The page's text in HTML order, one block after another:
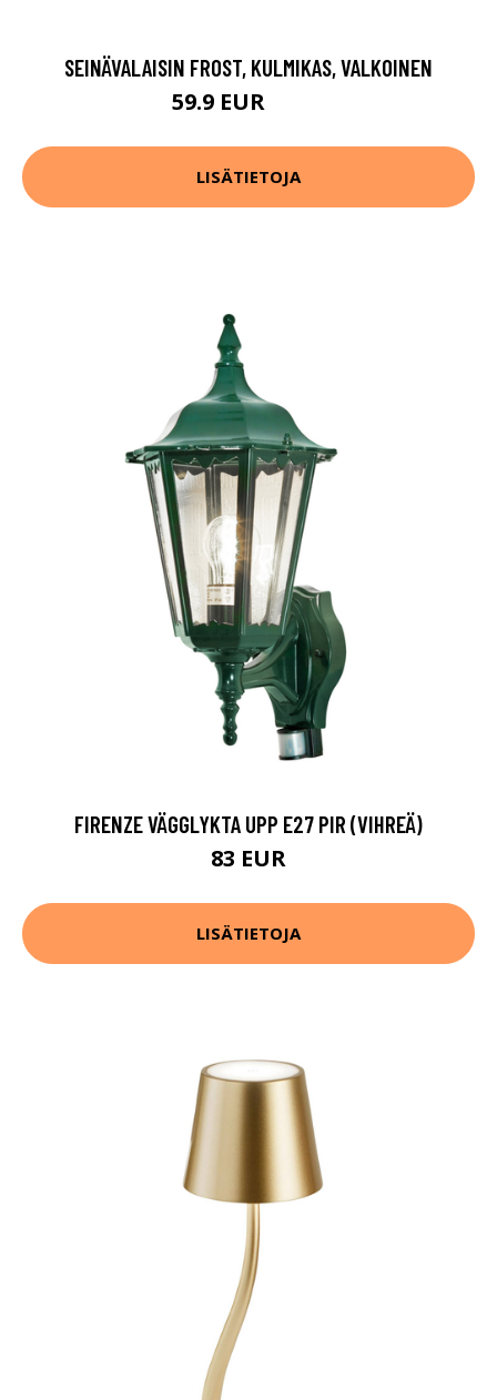
SEINÄVALAISIN FROST, KULMIKAS, VALKOINEN
59.9 EUR
LISÄTIETOJA
FIRENZE VÄGGLYKTA UPP E27 PIR (VIHREÄ)
83 EUR
LISÄTIETOJA